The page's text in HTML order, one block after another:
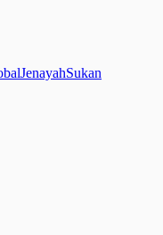
JenayahSukan